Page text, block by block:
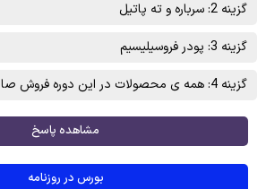
گزینه 2: سرباره و ته پاتيل
گزینه 3: پودر فروسيليسيم
گزینه 4: همه ی محصولات در این دوره فروش صادراتی داشته اند.
مشاهده پاسخ
بورس در روزنامه